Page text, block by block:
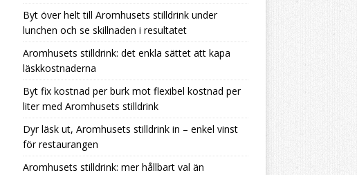
Byt över helt till Aromhusets stilldrink under
lunchen och se skillnaden i resultatet
Aromhusets stilldrink: det enkla sättet att kapa
läskkostnaderna
Byt fix kostnad per burk mot flexibel kostnad per
liter med Aromhusets stilldrink
Dyr läsk ut, Aromhusets stilldrink in – enkel vinst
för restaurangen
Aromhusets stilldrink: mer hållbart val än